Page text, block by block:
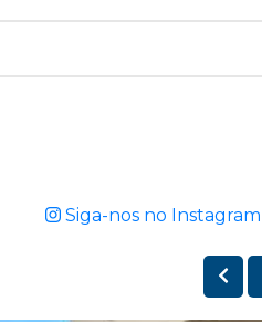
Siga-nos no Instagram